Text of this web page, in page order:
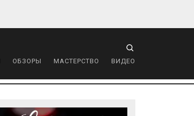
ОБЗОРЫ МАСТЕРСТВО ВИДЕО